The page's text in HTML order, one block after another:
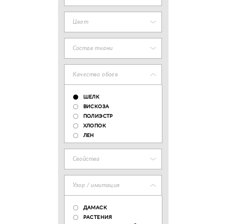
Цвет
Состав ткани
Качество обоев
ШЕЛК
ВИСКОЗА
ПОЛИЭСТР
ХЛОПОК
ЛЕН
Свойства
Узор / имитация
ДАМАСК
РАСТЕНИЯ